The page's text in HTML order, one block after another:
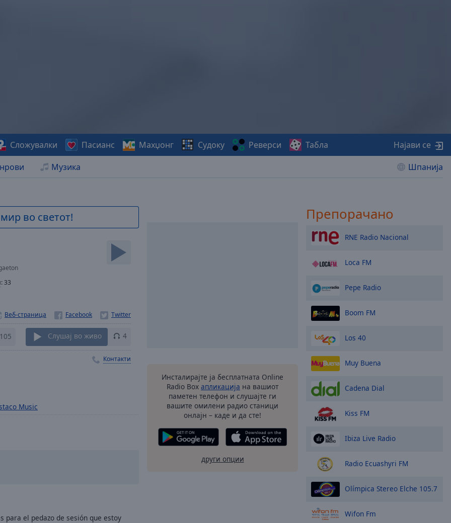
Музика Шпанија
Сложувалки Пасианс Махџонг Судоку Реверси Табла Најави се
во светот!
:33
Веб-страница
105 Слушај во живо 4
Контакти
Music
para el pedazo de sesión que estoy
Инсталирајте ја бесплатната Online
Radio Box апликација на вашиот
паметен телефон и слушајте ги
вашите омилени радио станици
онлајн – каде и да сте!
други опции
Препорачано
RNE Radio Nacional
Loca FM
Pepe Radio
Boom FM
Los 40
Muy Buena
Cadena Dial
Kiss FM
Ibiza Live Radio
Radio Ecuashyri FM
Olímpica Stereo Elche 105.7
Wifon Fm